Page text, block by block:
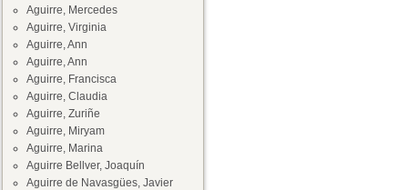
Aguirre, Mercedes
Aguirre, Virginia
Aguirre, Ann
Aguirre, Ann
Aguirre, Francisca
Aguirre, Claudia
Aguirre, Zuriñe
Aguirre, Miryam
Aguirre, Marina
Aguirre Bellver, Joaquín
Aguirre de Navasgües, Javier